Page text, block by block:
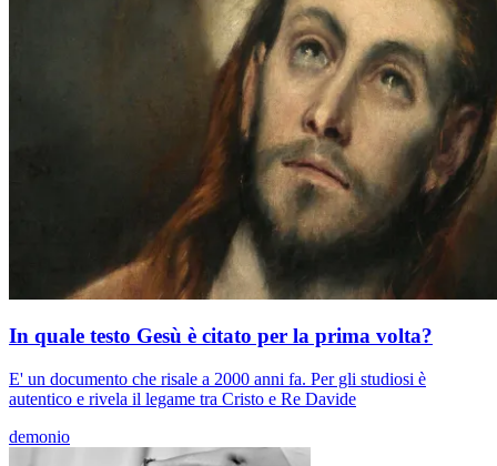
In quale testo Gesù è citato per la prima volta?
E' un documento che risale a 2000 anni fa. Per gli studiosi è
autentico e rivela il legame tra Cristo e Re Davide
demonio